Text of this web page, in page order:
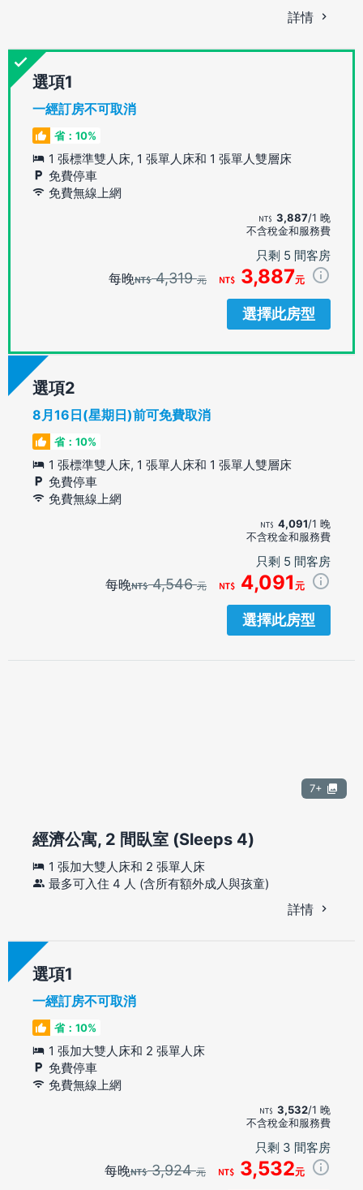
詳情
選項
一經訂房不可取消
省：10%
1 張標準雙人床, 1 張單人床和 1 張單人雙層床
免費停車
免費無線上網
3,887/1 晚
不含稅金和服務費
只剩 5 間客房
每晚 4,319元 3,887元
選擇此房型
選項
8月16日(星期日)前可免費取消
省：10%
1 張標準雙人床, 1 張單人床和 1 張單人雙層床
免費停車
免費無線上網
4,091/1 晚
不含稅金和服務費
只剩 5 間客房
每晚 4,546元 4,091 元
選擇此房型
7+
經濟公寓, 2 間臥室 (Sleeps 4)
1 張加大雙人床和 2 張單人床
最多可入住 4 人 (含所有額外成人與孩童)
詳情
選項
一經訂房不可取消
省：10%
1 張加大雙人床和 2 張單人床
免費停車
免費無線上網
3,532/1 晚
不含稅金和服務費
只剩 3 間客房
每晚 3,924元 3,532元